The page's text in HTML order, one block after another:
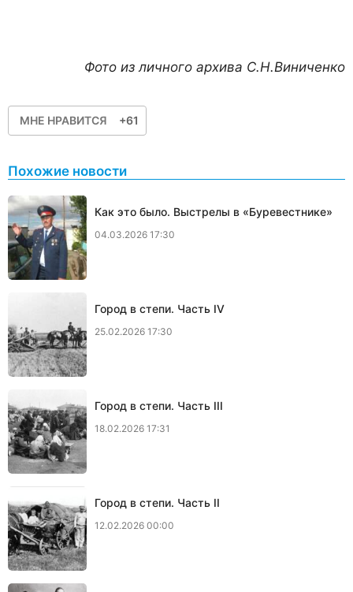
Фото из личного архива С.Н.Виниченко
МНЕ НРАВИТСЯ +61
Похожие новости
Как это было. Выстрелы в «Буревестнике»
04.03.2026 17:30
Город в степи. Часть IV
25.02.2026 17:30
Город в степи. Часть III
18.02.2026 17:31
Город в степи. Часть II
12.02.2026 00:00